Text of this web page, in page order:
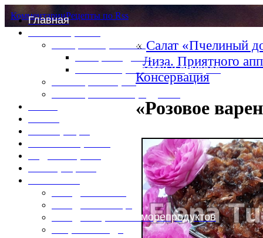
Главная
Специи и пряности
Специи и диета
Каталог пряностей и приправ
Таблица калорий
Блюда из рыбы и морепродуктов
КомментарииРецепты по Rss
«Салат «Пчелиный
Лиза. Приятного
Консервация
«Розовое